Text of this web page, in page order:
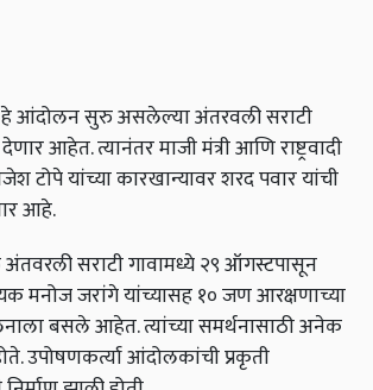
हे आंदोलन सुरु असलेल्या अंतरवली सराटी
आहेत. त्यानंतर माजी मंत्री आणि राष्ट्रवादी
टोपे यांच्या कारखान्यावर शरद पवार यांची
आहे.
अंतवरली सराटी गावामध्ये २९ ऑगस्टपासून
मनोज जरांगे यांच्यासह १० जण आरक्षणाच्या
बसले आहेत. त्यांच्या समर्थनासाठी अनेक
उपोषणकर्त्या आंदोलकांची प्रकृती